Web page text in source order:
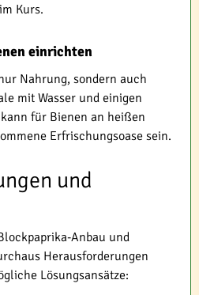
Kurs.
einrichten
Nahrung, sondern auch
mit Wasser und einigen
für Bienen an heißen
Erfrischungsoase sein.
und
Anbau und
Herausforderungen
Lösungsansätze: